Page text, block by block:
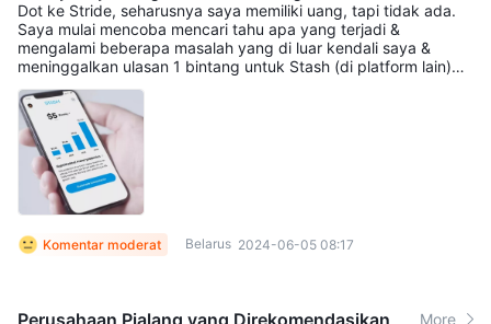
Dot ke Stride, seharusnya saya memiliki uang, tapi tidak ada.
Saya mulai mencoba mencari tahu apa yang terjadi &
mengalami beberapa masalah yang di luar kendali saya &
meninggalkan ulasan 1 bintang untuk Stash (di platform lain)
bisa membantu. Saya mengirim email kepada mereka &
menjelaskan masalah yang saya hadapi, mereka meminta
maaf, tetapi kemudian mereka benar-benar memperbaiki
masalahnya, mengembalikan biaya, & sangat membantu.
Komentar moderat Belarus 2024-06-05 08:17
Perusahaan Pialang yang Direkomendasikan More